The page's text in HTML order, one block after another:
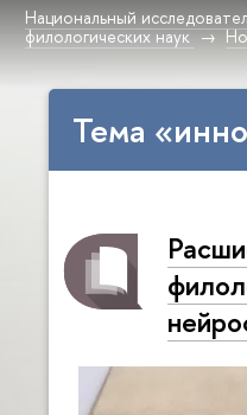
Национальный
филологических наук
Тема